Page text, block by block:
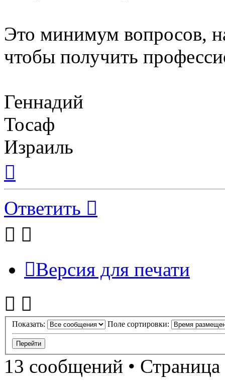
Это минимум вопросов,
чтобы получить
Геннадий
Тосаф
Израиль
началу
Ответить
Версия для печати
Показать: Поле сортировки:
13 сообщений • Страница